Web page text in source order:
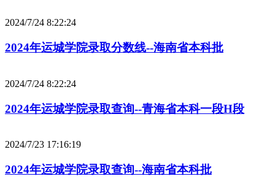
2024/7/24 8:22:24
2024年运城学院录取分数线--海南省本科批
2024/7/24 8:22:24
2024年运城学院录取查询--青海省本科一段H段
2024/7/23 17:16:19
2024年运城学院录取查询--海南省本科批